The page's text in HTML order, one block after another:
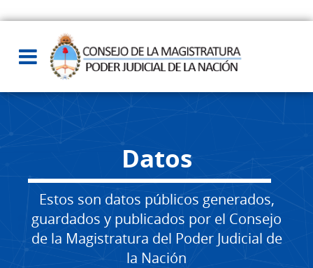
Datos
Estos son datos públicos generados,
guardados y publicados por el Consejo
de la Magistratura del Poder Judicial de
la Nación